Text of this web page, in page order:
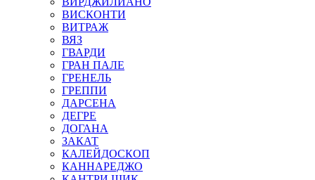
ВИСКОНТИ
ВИТРАЖ
ВЯЗ
ГВАРДИ
ГРАН ПАЛЕ
ГРЕНЕЛЬ
ГРЕППИ
ДАРСЕНА
ДЕГРЕ
ДОГАНА
ЗАКАТ
КАЛЕЙДОСКОП
КАННАРЕДЖО